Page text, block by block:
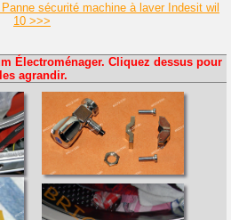
sécurité machine à laver Indesit wil
10 >>>
Électroménager. Cliquez dessus pour
les agrandir.